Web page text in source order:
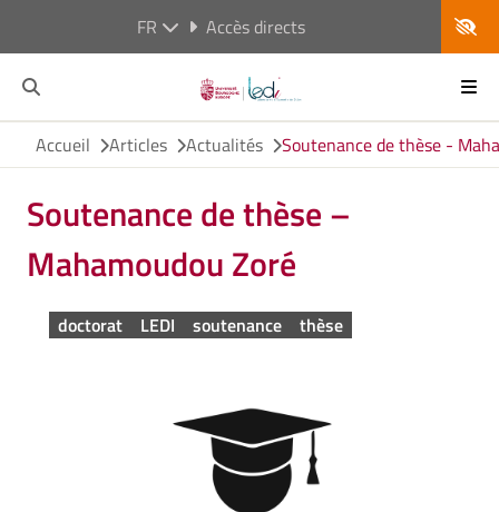
FR Accès directs
Accueil Articles Actualités Soutenance de thèse -
Soutenance de thèse –
Mahamoudou Zoré
doctorat LEDI soutenance thèse